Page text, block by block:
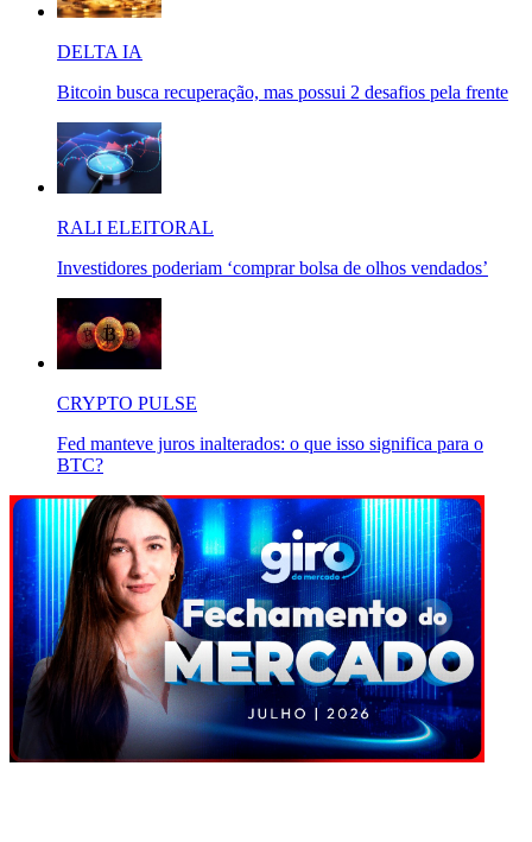
DELTA IA
Bitcoin busca recuperação, mas possui 2 desafios pela frente
RALI ELEITORAL
Investidores poderiam ‘comprar bolsa de olhos vendados’
CRYPTO PULSE
Fed manteve juros inalterados: o que isso significa para o
BTC?